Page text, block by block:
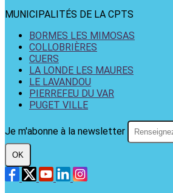
MUNICIPALITÉS DE LA CPTS
BORMES LES MIMOSAS
COLLOBRIÈRES
CUERS
LA LONDE LES MAURES
LE LAVANDOU
PIERREFEU DU VAR
PUGET VILLE
Je m'abonne à la newsletter
OK